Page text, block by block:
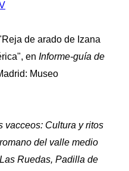
de arado de Izana
en Informe-guía de
Museo
vacceos: Cultura y ritos
del valle medio
Ruedas, Padilla de